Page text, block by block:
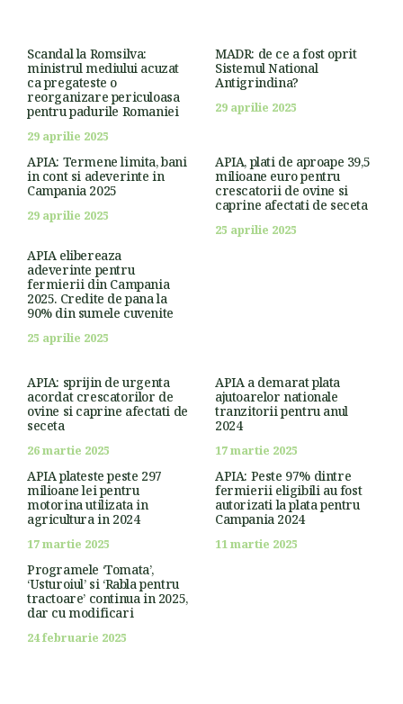
Scandal la Romsilva:
ministrul mediului acuzat
ca pregateste o
reorganizare periculoasa
pentru padurile Romaniei
29 aprilie 2025
MADR: de ce a fost oprit
Sistemul National
Antigrindina?
29 aprilie 2025
APIA: Termene limita, bani
in cont si adeverinte in
Campania 2025
29 aprilie 2025
APIA, plati de aproape 39,5
milioane euro pentru
crescatorii de ovine si
caprine afectati de seceta
25 aprilie 2025
APIA elibereaza
adeverinte pentru
fermierii din Campania
2025. Credite de pana la
90% din sumele cuvenite
25 aprilie 2025
APIA: sprijin de urgenta
acordat crescatorilor de
ovine si caprine afectati de
seceta
26 martie 2025
APIA a demarat plata
ajutoarelor nationale
tranzitorii pentru anul
2024
17 martie 2025
APIA plateste peste 297
milioane lei pentru
motorina utilizata in
agricultura in 2024
17 martie 2025
APIA: Peste 97% dintre
fermierii eligibili au fost
autorizati la plata pentru
Campania 2024
11 martie 2025
Programele ‘Tomata’,
‘Usturoiul’ si ‘Rabla pentru
tractoare’ continua in 2025,
dar cu modificari
24 februarie 2025